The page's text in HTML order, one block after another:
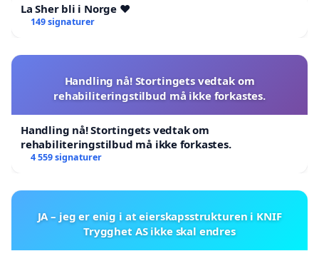
La Sher bli i Norge ❤️
149 signaturer
Handling nå! Stortingets vedtak om
rehabiliteringstilbud må ikke forkastes.
Handling nå! Stortingets vedtak om
rehabiliteringstilbud må ikke forkastes.
4 559 signaturer
JA – jeg er enig i at eierskapsstrukturen i KNIF
Trygghet AS ikke skal endres